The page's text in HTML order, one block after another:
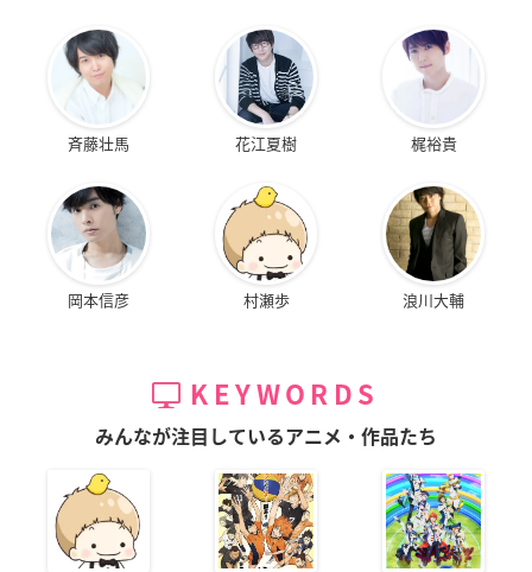
斉藤壮馬 花江夏樹 梶裕貴
岡本信彦 村瀬歩 浪川大輔
KEYWORDS
みんなが注目しているアニメ・作品たち